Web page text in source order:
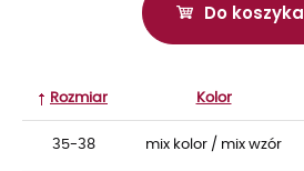
Do koszyka
Rozmiar Kolor
35-38 mix kolor / mix wzór